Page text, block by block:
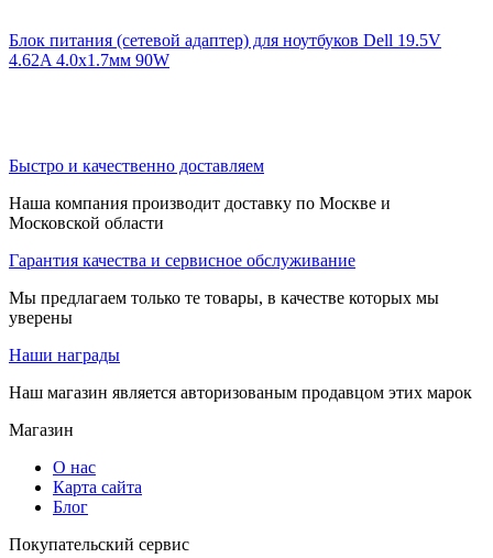
Блок питания (сетевой адаптер) для ноутбуков Dell 19.5V
4.62A 4.0x1.7мм 90W
Быстро и качественно доставляем
Наша компания производит доставку по Москве и
Московской области
Гарантия качества и сервисное обслуживание
Мы предлагаем только те товары, в качестве которых мы
уверены
Наши награды
Наш магазин является авторизованым продавцом этих марок
Магазин
О нас
Карта сайта
Блог
Покупательский сервис